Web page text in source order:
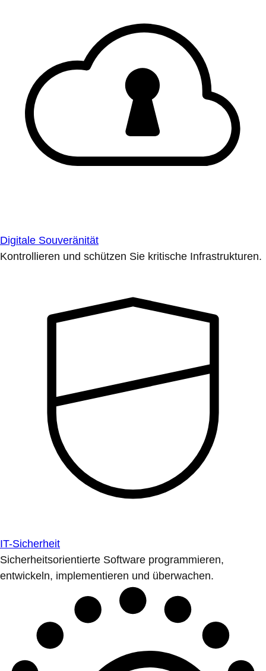
Digitale Souveränität
Kontrollieren und schützen Sie kritische Infrastrukturen.
IT-Sicherheit
Sicherheitsorientierte Software programmieren,
entwickeln, implementieren und überwachen.